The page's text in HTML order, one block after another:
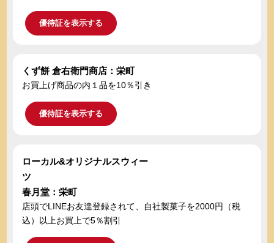
優待証を表示する
くず餅 倉右衛門商店：栄町
お買上げ商品の内１品を10％引き
優待証を表示する
ローカル&オリジナルスウィー
ツ
春月堂：栄町
店頭でLINEお友達登録されて、自社製菓子を2000円（税
込）以上お買上で5％割引